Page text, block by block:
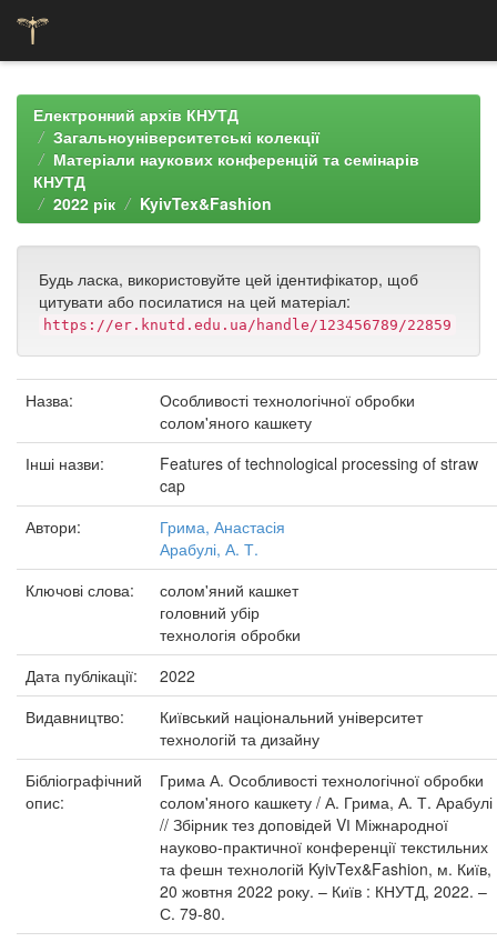
navigationЕлектронний архів КНУТД
Загальноуніверситетські колекції
Матеріали наукових конференцій та семінарів
КНУТД
2022 рік
KyivTex&Fashion
Будь ласка, використовуйте цей ідентифікатор, щоб
цитувати або посилатися на цей матеріал:
https://er.knutd.edu.ua/handle/123456789/22859
Назва:
Особливості технологічної обробки
солом'яного кашкету
Інші назви:
Features of technological processing of straw
cap
Автори:
Грима, Анастасія
Арабулі, А. Т.
Ключові слова:
солом'яний кашкет
головний убір
технологія обробки
Дата публікації:
2022
Видавництво:
Київський національний університет
технологій та дизайну
Бібліографічний
опис:
Грима А. Особливості технологічної обробки
солом'яного кашкету / А. Грима, А. Т. Арабулі
// Збірник тез доповідей VІ Міжнародної
науково-практичної конференції текстильних
та фешн технологій KyivTex&Fashion, м. Київ,
20 жовтня 2022 року. – Київ : КНУТД, 2022. –
С. 79-80.